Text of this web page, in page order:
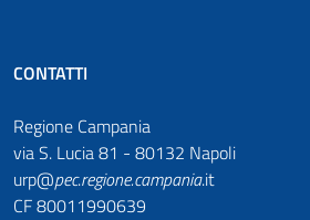
CONTATTI
Regione Campania
via S. Lucia 81 - 80132 Napoli
urp@pec.regione.campania.it
CF 80011990639